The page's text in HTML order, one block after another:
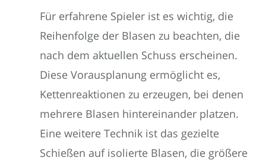
Für erfahrene Spieler ist es wichtig, die
Reihenfolge der Blasen zu beachten, die
nach dem aktuellen Schuss erscheinen.
Diese Vorausplanung ermöglicht es,
Kettenreaktionen zu erzeugen, bei denen
mehrere Blasen hintereinander platzen.
Eine weitere Technik ist das gezielte
Schießen auf isolierte Blasen, die größere